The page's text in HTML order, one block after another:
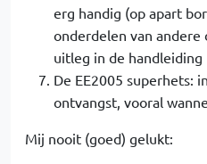
erg handig (op apart
onderdelen van andere
uitleg in de handleiding
De EE2005 superhets:
ontvangst, vooral
Mij nooit (goed) gelukt: